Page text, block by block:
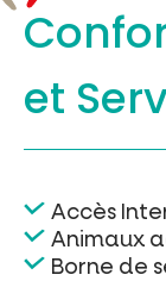
et
Accès
Animaux
Borne de